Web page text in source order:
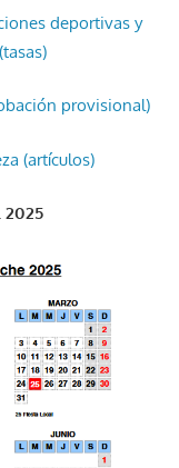
deportivas y
provisional)
(artículos)
2025